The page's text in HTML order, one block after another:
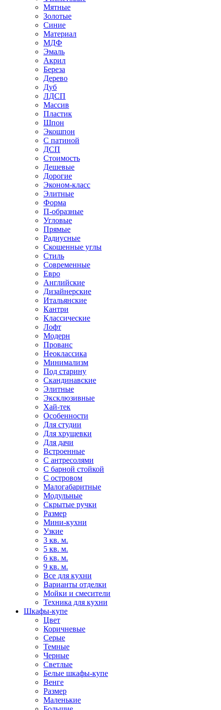
Мятные
Золотые
Синие
Материал
МДФ
Эмаль
Акрил
Береза
Дерево
Дуб
ЛДСП
Массив
Пластик
Шпон
Экошпон
С патиной
ДСП
Стоимость
Дешевые
Дорогие
Эконом-класс
Элитные
Форма
П-образные
Угловые
Прямые
Радиусные
Скошенные углы
Стиль
Современные
Евро
Английские
Дизайнерские
Итальянские
Кантри
Классические
Лофт
Модерн
Прованс
Неоклассика
Минимализм
Под старину
Скандинавские
Элитные
Эксклюзивные
Хай-тек
Особенности
Для студии
Для хрущевки
Для дачи
Встроенные
С антресолями
С барной стойкой
С островом
Малогабаритные
Модульные
Скрытые ручки
Размер
Мини-кухни
Узкие
3 кв. м.
5 кв. м.
6 кв. м.
9 кв. м.
Все для кухни
Варианты отделки
Мойки и смесители
Техника для кухни
Шкафы-купе
Цвет
Коричневые
Серые
Темные
Черные
Светлые
Белые шкафы-купе
Венге
Размер
Маленькие